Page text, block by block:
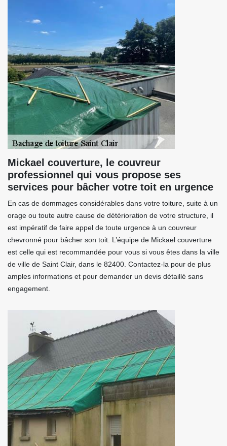
Mickael couverture, le couvreur
professionnel qui vous propose ses
services pour bâcher votre toit en urgence
En cas de dommages considérables dans votre toiture, suite à un
orage ou toute autre cause de détérioration de votre structure, il
est impératif de faire appel de toute urgence à un couvreur
chevronné pour bâcher son toit. L’équipe de Mickael couverture
est celle qui est recommandée pour vous si vous êtes dans la ville
de ville de Saint Clair, dans le 82400. Contactez-la pour de plus
amples informations et pour demander un devis détaillé sans
engagement.